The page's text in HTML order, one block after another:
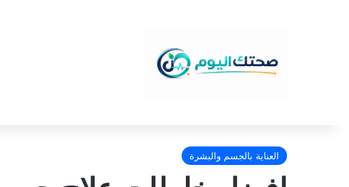
العناية بالجسم والبشرة